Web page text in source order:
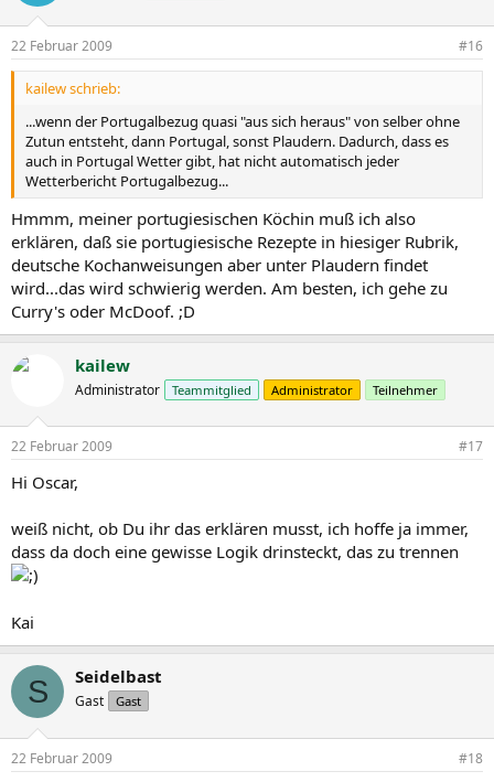
22 Februar 2009 #16
kailew schrieb:
...wenn der Portugalbezug quasi "aus sich heraus" von selber ohne
Zutun entsteht, dann Portugal, sonst Plaudern. Dadurch, dass es
auch in Portugal Wetter gibt, hat nicht automatisch jeder
Wetterbericht Portugalbezug...
Hmmm, meiner portugiesischen Köchin muß ich also
erklären, daß sie portugiesische Rezepte in hiesiger Rubrik,
deutsche Kochanweisungen aber unter Plaudern findet
wird...das wird schwierig werden. Am besten, ich gehe zu
Curry's oder McDoof. ;D
kailew
Administrator Teammitglied Administrator Teilnehmer
22 Februar 2009 #17
Hi Oscar,
weiß nicht, ob Du ihr das erklären musst, ich hoffe ja immer,
dass da doch eine gewisse Logik drinsteckt, das zu trennen
Kai
S Seidelbast
Gast Gast
22 Februar 2009 #18